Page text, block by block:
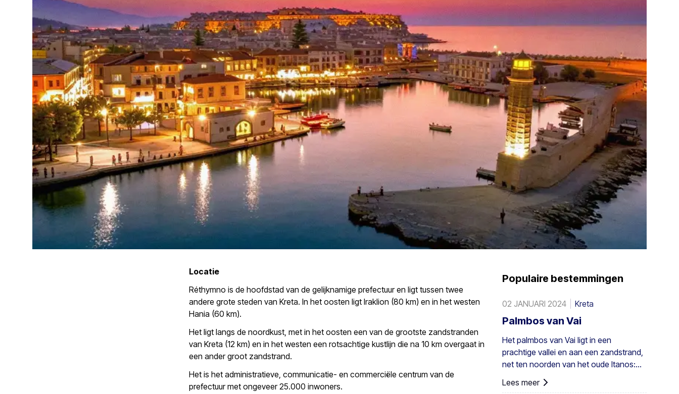
Locatie
Réthymno is de hoofdstad van de gelijknamige prefectuur en ligt tussen twee
andere grote steden van Kreta. In het oosten ligt Iraklion (80 km) en in het westen
Hania (60 km).
Het ligt langs de noordkust, met in het oosten een van de grootste zandstranden
van Kreta (12 km) en in het westen een rotsachtige kustlijn die na 10 km overgaat in
een ander groot zandstrand.
Het is het administratieve, communicatie- en commerciële centrum van de
prefectuur met ongeveer 25.000 inwoners.
Populaire bestemmingen
02 JANUARI 2024 Kreta
Palmbos van Vai
Het palmbos van Vai ligt in een
prachtige vallei en aan een zandstrand,
net ten noorden van het oude Itanos:
28 km van Sitia, 8 km van Palaikastro en
6 km van Toplou via hun respectieve
Lees meer